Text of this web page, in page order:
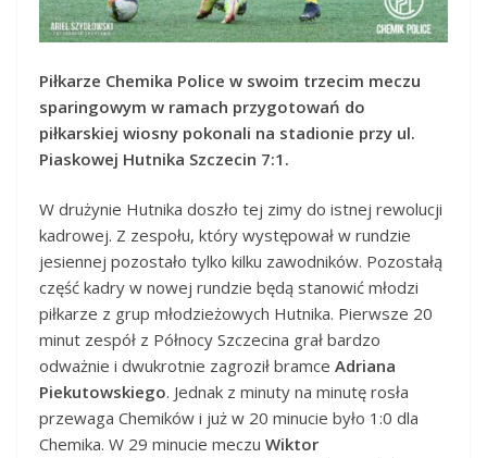
Piłkarze Chemika Police w swoim trzecim meczu
sparingowym w ramach przygotowań do
piłkarskiej wiosny pokonali na stadionie przy ul.
Piaskowej Hutnika Szczecin 7:1.
W drużynie Hutnika doszło tej zimy do istnej rewolucji
kadrowej. Z zespołu, który występował w rundzie
jesiennej pozostało tylko kilku zawodników. Pozostałą
część kadry w nowej rundzie będą stanowić młodzi
piłkarze z grup młodzieżowych Hutnika. Pierwsze 20
minut zespół z Północy Szczecina grał bardzo
odważnie i dwukrotnie zagroził bramce Adriana
Piekutowskiego. Jednak z minuty na minutę rosła
przewaga Chemików i już w 20 minucie było 1:0 dla
Chemika. W 29 minucie meczu Wiktor